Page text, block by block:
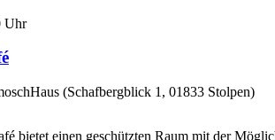
Uhr
(Schafbergblick 1, 01833 Stolpen)
bietet einen geschützten Raum mit der